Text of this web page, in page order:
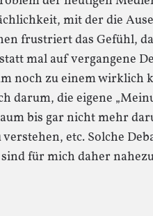
mit der die
frustriert das Gefühl,
mal auf vergangene
noch zu einem wirklich
darum, die eigene
bis gar nicht mehr
etc. Solche
für mich daher